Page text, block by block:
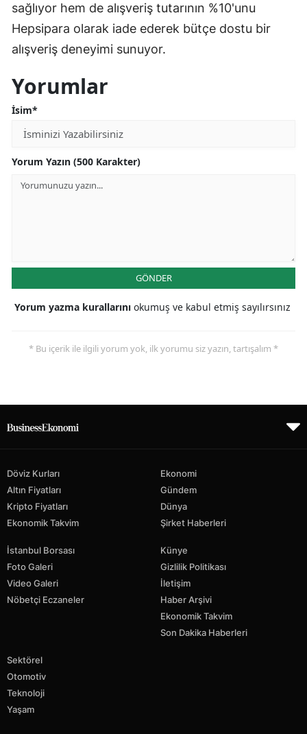
sağlıyor hem de alışveriş tutarının %10'unu
Hepsipara olarak iade ederek bütçe dostu bir
alışveriş deneyimi sunuyor.
Yorumlar
İsim*
Yorum Yazın (500 Karakter)
GÖNDER
Yorum yazma kurallarını okumuş ve kabul etmiş sayılırsınız
* Bu içerik ile ilgili yorum yok, ilk yorumu siz yazın, tartışalım *
Döviz Kurları
Altın Fiyatları
Kripto Fiyatları
Ekonomik Takvim
Ekonomi
Gündem
Dünya
Şirket Haberleri
İstanbul Borsası
Foto Galeri
Video Galeri
Nöbetçi Eczaneler
Künye
Gizlilik Politikası
İletişim
Haber Arşivi
Ekonomik Takvim
Son Dakika Haberleri
Sektörel
Otomotiv
Teknoloji
Yaşam